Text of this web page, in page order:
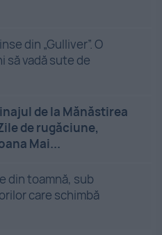
din „Gulliver”. O
să vadă sute de
de la Mănăstirea
de rugăciune,
Mai...
din toamnă, sub
care schimbă